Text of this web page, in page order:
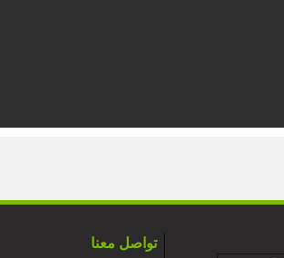
تواصل معنا